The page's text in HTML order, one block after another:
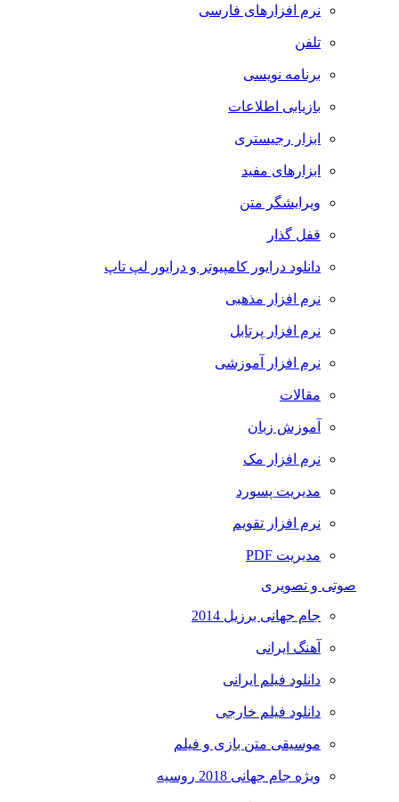
نرم افزارهای فارسی
تلفن
برنامه نویسی
بازیابی اطلاعات
ابزار رجیستری
ابزارهای مفید
ویرایشگر متن
قفل گذار
دانلود درایور کامپیوتر و درایور لپ تاپ
نرم افزار مذهبی
نرم افزار پرتابل
نرم افزار آموزشی
مقالات
آموزش زبان
نرم افزار مک
مدیریت پسورد
نرم افزار تقویم
مدیریت PDF
صوتی و تصویری
جام جهانی برزیل 2014
آهنگ ایرانی
دانلود فیلم ایرانی
دانلود فیلم خارجی
موسیقی متن بازی و فیلم
ویژه جام جهانی 2018 روسیه